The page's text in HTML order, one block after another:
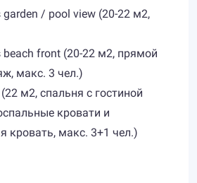
garden / pool view (20-22 м2,
beach front (20-22 м2, прямой
макс. 3 чел.)
м2, спальня с гостиной
кровати и
кровать, макс. 3+1 чел.)